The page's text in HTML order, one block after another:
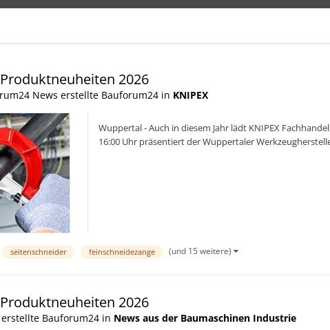
Produktneuheiten 2026
News erstellte Bauforum24 in KNIPEX
Wuppertal - Auch in diesem Jahr lädt KNIPEX
16:00 Uhr präsentiert der Wuppertaler
seitenschneider feinschneidezange (und 15 weitere)
Produktneuheiten 2026
Bauforum24 in News aus der Baumaschinen Industrie